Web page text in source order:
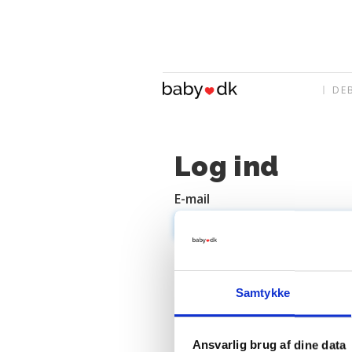
Samtykke
Ansvarlig brug af dine data
Log ind
E-mail